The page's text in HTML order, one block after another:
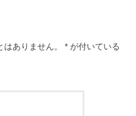
ありません。 * が付いている